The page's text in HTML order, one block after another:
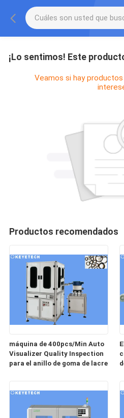
¡Lo sentimos! Este
Veamos si hay
Productos recomendados
máquina de 400pcs/Min Auto
Visualizer Quality Inspection
para el anillo de goma de lacre